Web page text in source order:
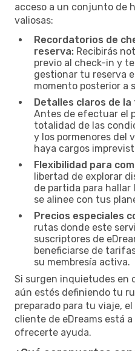
acceso a un conjunto de
valiosas:
Recordatorios de
reserva: Recibirás
previo al check-in y
gestionar tu reserva
momento posterior a
Detalles claros de
Antes de efectuar el
totalidad de las
y los pormenores del
haya cargos
Flexibilidad para
libertad de explorar
de partida para
se alinee con tus
Precios especiales
rutas donde este
suscriptores de
beneficiarse de
su membresía activa.
Si surgen inquietudes en
aún estés definiendo tu
preparado para tu viaje,
cliente de eDreams está
ofrecerte ayuda.